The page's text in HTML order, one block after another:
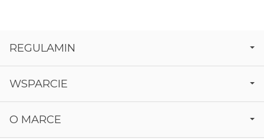
REGULAMIN
WSPARCIE
O MARCE